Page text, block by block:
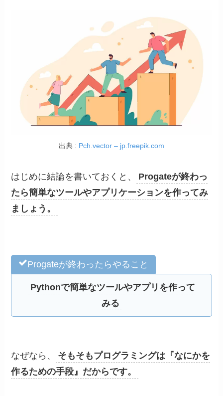
出典 : Pch.vector – jp.freepik.com
はじめに結論を書いておくと、
Progateが終わっ
たら簡単なツールやアプリケーションを作ってみ
ましょう。
Progateが終わったらやること
Pythonで簡単なツールやアプリを作って
みる
なぜなら、
そもそもプログラミングは『なにかを
作るための手段』だからです。